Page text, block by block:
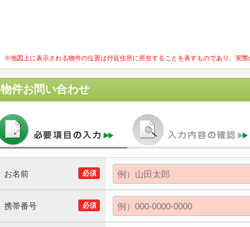
※地図上に表示される物件の位置は付近住所に所在することを表すものであり、実際
物件お問い合わせ
必須
お名前
必須
携帯番号